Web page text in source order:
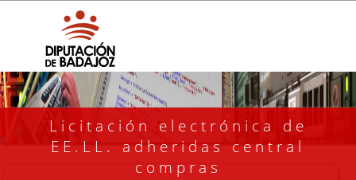
Licitación electrónica de
EE.LL. adheridas central
compras